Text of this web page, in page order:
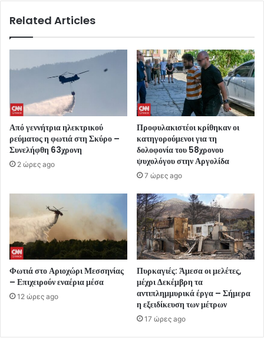
Related Articles
Από γεννήτρια ηλεκτρικού
ρεύματος η φωτιά στη Σκύρο –
Συνελήφθη 63χρονη
2 ώρες ago
Προφυλακιστέοι κρίθηκαν οι
κατηγορούμενοι για τη
δολοφονία του 58χρονου
ψυχολόγου στην Αργολίδα
7 ώρες ago
Φωτιά στο Αριοχώρι Μεσσηνίας
– Επιχειρούν εναέρια μέσα
12 ώρες ago
Πυρκαγιές: Άμεσα οι μελέτες,
μέχρι Δεκέμβρη τα
αντιπλημμυρικά έργα – Σήμερα
η εξειδίκευση των μέτρων
17 ώρες ago